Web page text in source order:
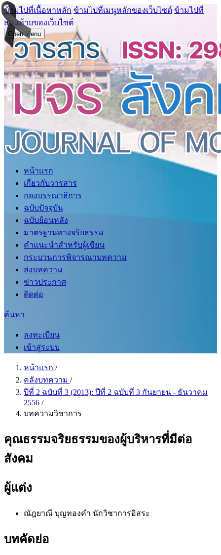
ข้ามไปที่เนื้อหาหลัก ข้ามไปที่เมนูหลักของเว็บไซต์ ข้ามไปที่
ส่วนท้ายของเว็บไซต์
Open Menu
หน้าแรก
เกี่ยวกับวารสาร
กองบรรณาธิการ
ฉบับปัจจุบัน
ฉบับย้อนหลัง
มาตรฐานทางจริยธรรม
คำแนะนำสำหรับผู้เขียน
กระบวนการพิจารณาบทความ
ส่งบทความ
ข่าวประกาศ
ติดต่อ
ค้นหา
ลงทะเบียน
เข้าสู่ระบบ
หน้าแรก /
คลังบทความ /
ปีที่ 2 ฉบับที่ 3 (2013): ปีที่ 2 ฉบับที่ 3 กันยายน - ธันวาคม
2556 /
บทความวิชาการ
คุณธรรมจริยธรรมของผู้บริหารที่มีต่อ
สังคม
ผู้แต่ง
ณัฎยาณี บุญทองคำ นักวิชาการอิสระ
บทคัดย่อ